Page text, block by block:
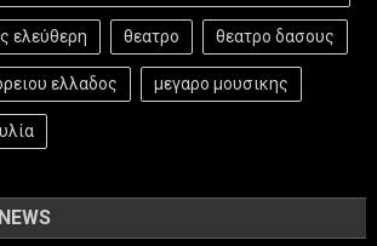
ελεύθερη θεατρο θεατρο δασους
ελλαδος μεγαρο μουσικης